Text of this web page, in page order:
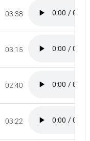
03:38
03:15
02:40
03:22